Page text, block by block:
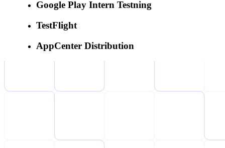
Google Play Intern Testning
TestFlight
AppCenter Distribution